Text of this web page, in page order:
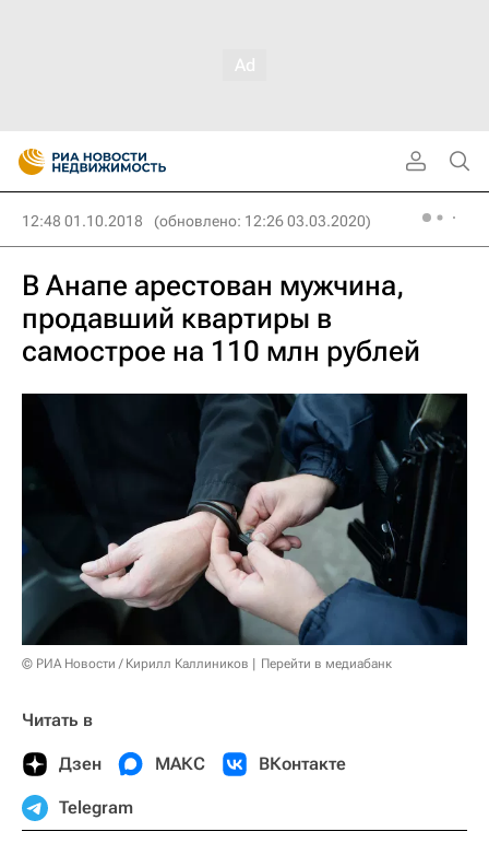
12:48 01.10.2018 (обновлено: 12:26 03.03.2020)
В Анапе арестован мужчина,
продавший квартиры в
самострое на 110 млн рублей
© РИА Новости / Кирилл Каллиников Перейти в медиабанк
Читать в
Дзен МАКС ВКонтакте
Telegram